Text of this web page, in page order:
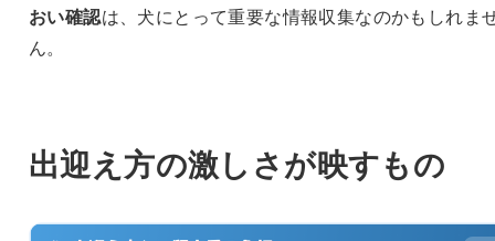
おい確認は、犬にとって重要な情報収集なのかもしれま
ん。
出迎え方の激しさが映すもの